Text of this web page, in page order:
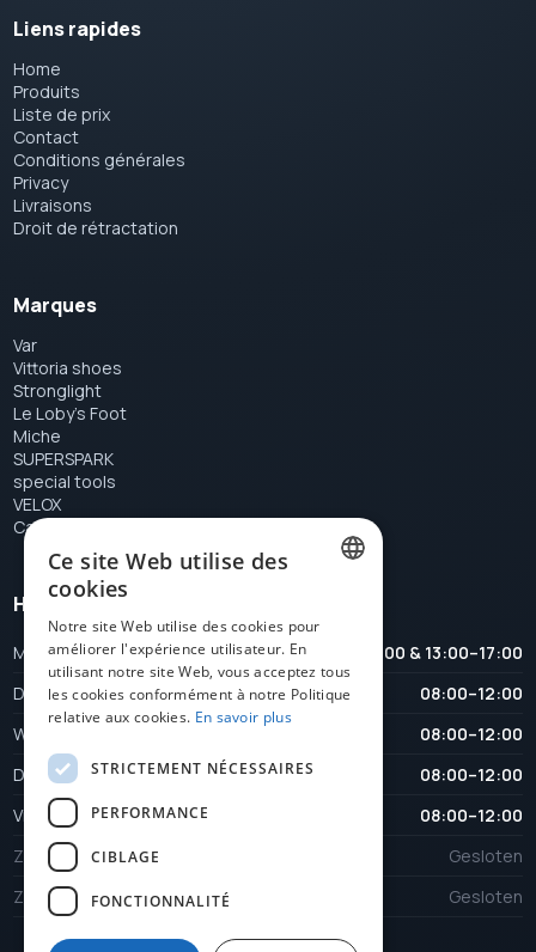
Liens rapides
Home
Produits
Liste de prix
Contact
Conditions générales
Privacy
Livraisons
Droit de rétractation
Marques
Var
Vittoria shoes
Stronglight
Le Loby's Foot
Miche
SUPERSPARK
special tools
VELOX
Campagnolo
Heures d'ouverture
Maandag
08:00–12:00 & 13:00–17:00
Dinsdag
08:00–12:00
Woensdag
08:00–12:00
Donderdag
08:00–12:00
Vrijdag
08:00–12:00
Zaterdag
Gesloten
Zondag
Gesloten
FRENCH
ENGLISH
Ce site Web utilise des
cookies
Notre site Web utilise des cookies pour
améliorer l'expérience utilisateur. En
utilisant notre site Web, vous acceptez tous
les cookies conformément à notre Politique
relative aux cookies. En savoir plus
STRICTEMENT NÉCESSAIRES
PERFORMANCE
CIBLAGE
FONCTIONNALITÉ